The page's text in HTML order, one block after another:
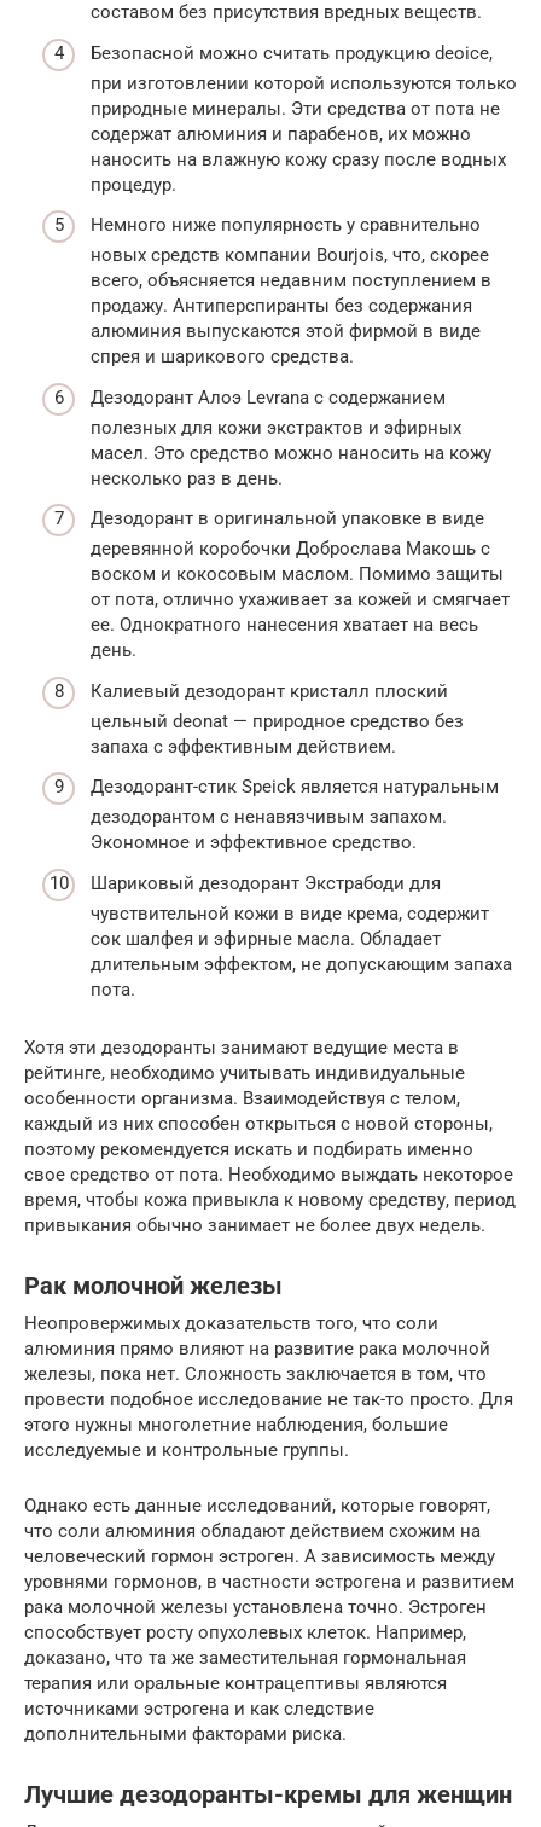
составом без присутствия вредных веществ.
Безопасной можно считать продукцию deoice,
при изготовлении которой используются только
природные минералы. Эти средства от пота не
содержат алюминия и парабенов, их можно
наносить на влажную кожу сразу после водных
процедур.
Немного ниже популярность у сравнительно
новых средств компании Bourjois, что, скорее
всего, объясняется недавним поступлением в
продажу. Антиперспиранты без содержания
алюминия выпускаются этой фирмой в виде
спрея и шарикового средства.
Дезодорант Алоэ Levrana с содержанием
полезных для кожи экстрактов и эфирных
масел. Это средство можно наносить на кожу
несколько раз в день.
Дезодорант в оригинальной упаковке в виде
деревянной коробочки Доброслава Макошь с
воском и кокосовым маслом. Помимо защиты
от пота, отлично ухаживает за кожей и смягчает
ее. Однократного нанесения хватает на весь
день.
Калиевый дезодорант кристалл плоский
цельный deonat — природное средство без
запаха с эффективным действием.
Дезодорант-стик Speick является натуральным
дезодорантом с ненавязчивым запахом.
Экономное и эффективное средство.
Шариковый дезодорант Экстрабоди для
чувствительной кожи в виде крема, содержит
сок шалфея и эфирные масла. Обладает
длительным эффектом, не допускающим запаха
пота.
Хотя эти дезодоранты занимают ведущие места в
рейтинге, необходимо учитывать индивидуальные
особенности организма. Взаимодействуя с телом,
каждый из них способен открыться с новой стороны,
поэтому рекомендуется искать и подбирать именно
свое средство от пота. Необходимо выждать некоторое
время, чтобы кожа привыкла к новому средству, период
привыкания обычно занимает не более двух недель.
Рак молочной железы
Неопровержимых доказательств того, что соли
алюминия прямо влияют на развитие рака молочной
железы, пока нет. Сложность заключается в том, что
провести подобное исследование не так-то просто. Для
этого нужны многолетние наблюдения, большие
исследуемые и контрольные группы.
Однако есть данные исследований, которые говорят,
что соли алюминия обладают действием схожим на
человеческий гормон эстроген. А зависимость между
уровнями гормонов, в частности эстрогена и развитием
рака молочной железы установлена точно. Эстроген
способствует росту опухолевых клеток. Например,
доказано, что та же заместительная гормональная
терапия или оральные контрацептивы являются
источниками эстрогена и как следствие
дополнительными факторами риска.
Лучшие дезодоранты-кремы для женщин